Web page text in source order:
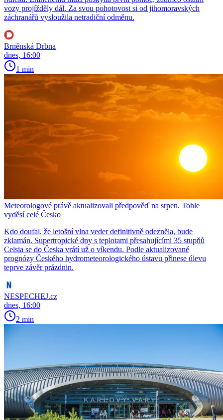
vozy projížděly dál. Za svou pohotovost si od jihomoravských
záchranářů vysloužila netradiční odměnu.
Brněnská Drbna
dnes, 16:00
1 min
Meteorologové právě aktualizovali předpověď na srpen. Tohle
vyděsí celé Česko
Kdo doufal, že letošní vlna veder definitivně odezněla, bude
zklamán. Supertropické dny s teplotami přesahujícími 35 stupňů
Celsia se do Česka vrátí už o víkendu. Podle aktualizované
prognózy Českého hydrometeorologického ústavu přinese úlevu
teprve závěr prázdnin.
NESPECHEJ.cz
dnes, 16:00
2 min